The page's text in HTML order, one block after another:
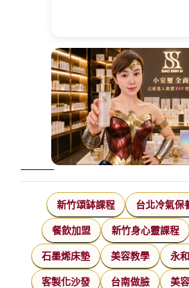
新竹頌缽課程 台北冷氣保
餐飲加盟 新竹身心靈課程
石墨烯床墊 美容教學 永
客製化沙發 台南做臉 美